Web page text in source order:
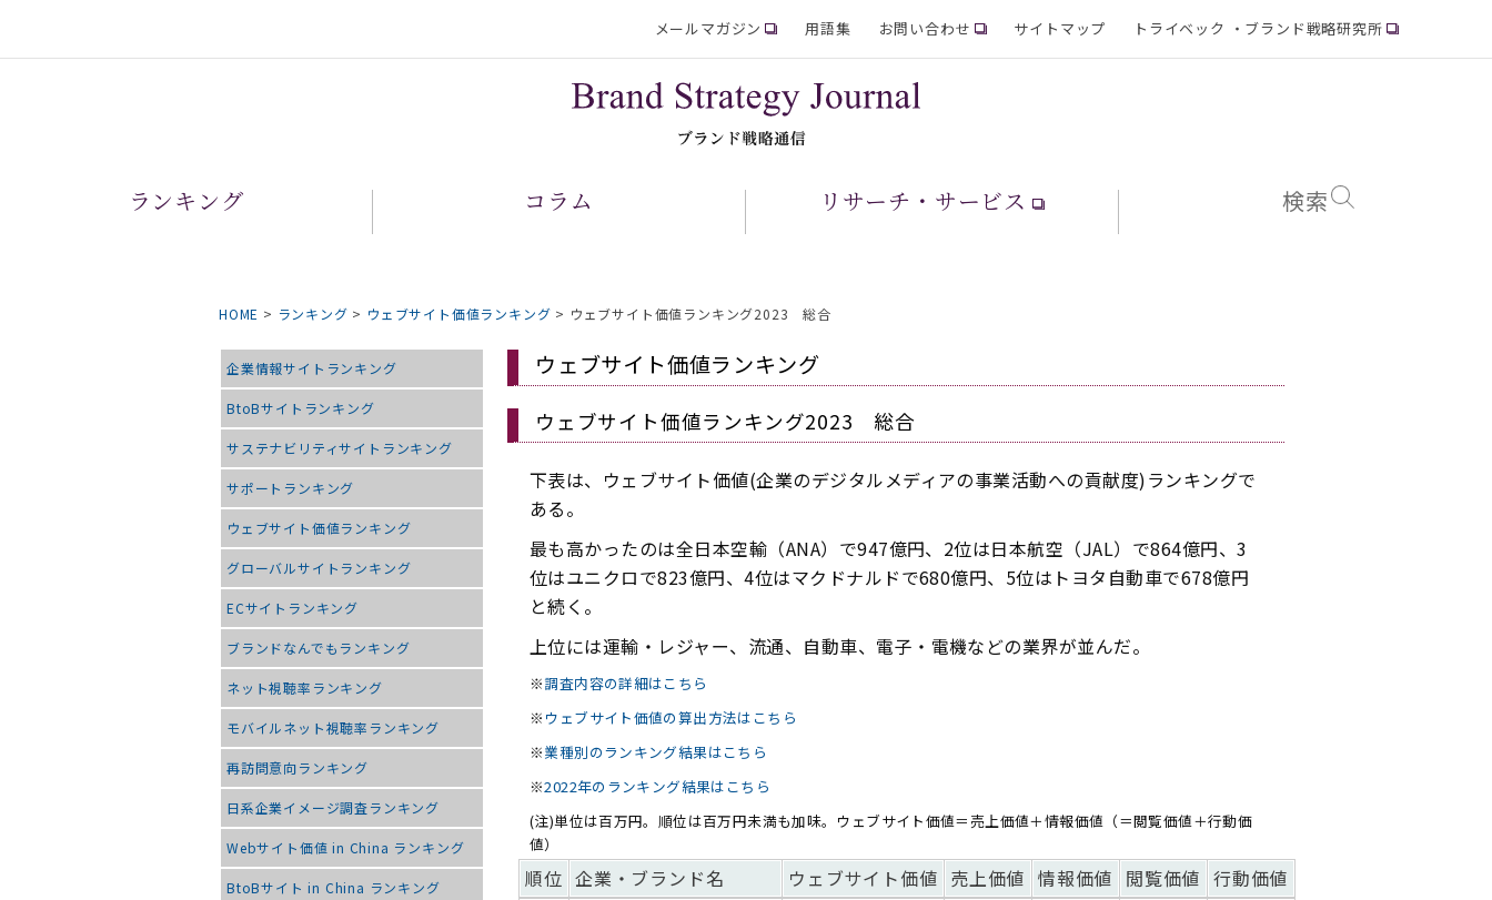
メールマガジン 用語集 お問い合わせ サイトマップ トライベック ・ブランド戦略研究所
ランキング コラム リサーチ・サービス 検索
HOME > ランキング > ウェブサイト価値ランキング > ウェブサイト価値ランキング2023 総合
企業情報サイトランキング
BtoBサイトランキング
サステナビリティサイトランキング
サポートランキング
ウェブサイト価値ランキング
グローバルサイトランキング
ECサイトランキング
ブランドなんでもランキング
ネット視聴率ランキング
モバイルネット視聴率ランキング
再訪問意向ランキング
日系企業イメージ調査ランキング
Webサイト価値 in China ランキング
BtoBサイト in China ランキング
ウェブサイト価値ランキング
ウェブサイト価値ランキング2023 総合
下表は、ウェブサイト価値(企業のデジタルメディアの事業活動への貢献度)ランキングで
ある。
最も高かったのは全日本空輸（ANA）で947億円、2位は日本航空（JAL）で864億円、3
位はユニクロで823億円、4位はマクドナルドで680億円、5位はトヨタ自動車で678億円
と続く。
上位には運輸・レジャー、流通、自動車、電子・電機などの業界が並んだ。
※調査内容の詳細はこちら
※ ウェブサイト価値の算出方法はこちら
※業種別のランキング結果はこちら
※2022年のランキング結果はこちら
(注)単位は百万円。順位は百万円未満も加味。ウェブサイト価値＝売上価値＋情報価値（＝閲覧価値＋行動価
値）
順位 企業・ブランド名 ウェブサイト価値 売上価値 情報価値 閲覧価値 行動価値